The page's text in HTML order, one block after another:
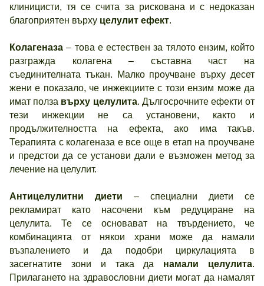
клиницисти, тя се счита за рискована и с недоказан
благоприятен върху целулит ефект.
Колагеназа– това е естествен за тялото ензим, който
разгражда колагена – съставна част на
съединителната тъкан. Малко проучване върху десет
жени е показало, че инжекциите с този ензим може да
имат полза върху целулита. Дългосрочните ефекти от
тези инжекции не са установени, както и
продължителността на ефекта, ако има такъв.
Терапията с колагеназа е все още в етап на проучване
и предстои да се установи дали е възможен метод за
лечение на целулит.
Антицелулитни диети – специални диети се
рекламират като насочени към редуциране на
целулита. Те се основават на твърдението, че
комбинацията от някои храни може да намали
възпалението и да подобри циркулацията в
засегнатите зони и така да намали целулита.
Прилагането на здравословни диети могат да намалят